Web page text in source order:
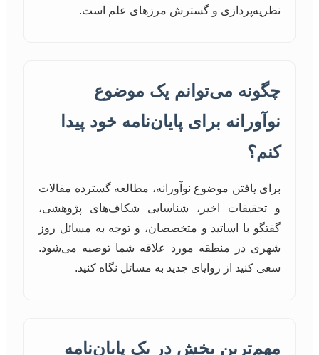
نظریه‌پردازی و گسترش مرزهای علم است.
چگونه می‌توانم یک موضوع
نوآورانه برای پایان‌نامه خود پیدا
کنم؟
برای یافتن موضوع نوآورانه، مطالعه گسترده مقالات
و تحقیقات اخیر، شناسایی شکاف‌های پژوهشی،
گفتگو با اساتید و متخصصان، و توجه به مسائل روز
شهری در منطقه مورد علاقه شما توصیه می‌شود.
سعی کنید از زوایای جدید به مسائل نگاه کنید.
مهم‌ترین بخش در یک پایان‌نامه